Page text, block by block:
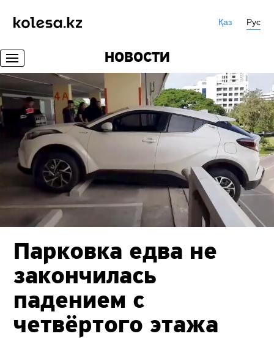
Қаз Рус
НОВОСТИ
Парковка едва не
закончилась
падением с
четвёртого этажа